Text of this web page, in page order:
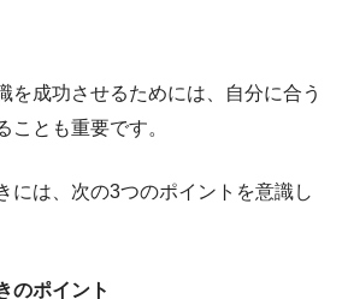
を成功させるためには、
自分に合う
ことも重要です。
には、次の3つのポイントを意識し
のポイント